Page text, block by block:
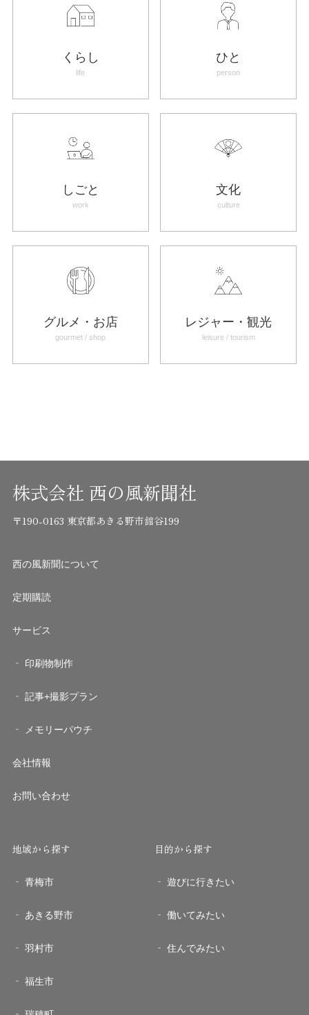
くらし
life
ひと
person
しごと
work
文化
culture
グルメ・お店
gourmet / shop
レジャー・観光
leisure / tourism
株式会社 西の風新聞社
〒190-0163 東京都あきる野市舘谷199
西の風新聞について
定期購読
サービス
印刷物制作
記事+撮影プラン
メモリーパウチ
会社情報
お問い合わせ
地域から探す
青梅市
あきる野市
羽村市
福生市
目的から探す
遊びに行きたい
働いてみたい
住んでみたい